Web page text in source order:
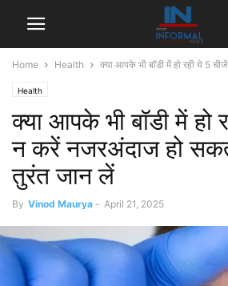
Home Health क्या आपके भी बॉडी में हो रही ये 5
Health
क्या आपके भी बॉडी में हो
न करें नजरअंदाज हो
तुरंत जान लें
By Vinod Maurya - April 21, 2025